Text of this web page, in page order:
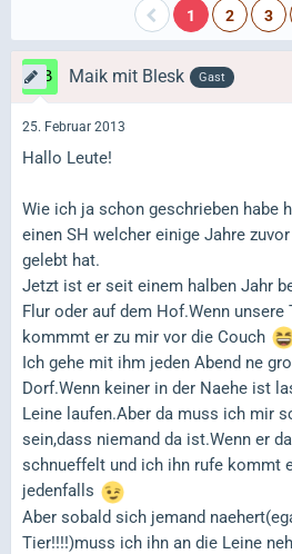
1 2 3
Maik mit Blesk Gast
25. Februar 2013
Hallo Leute!
Wie ich ja schon geschrieben habe
einen SH welcher einige Jahre
gelebt hat.
Jetzt ist er seit einem halben Jahr
Flur oder auf dem Hof.Wenn
kommmt er zu mir vor die Couch
Ich gehe mit ihm jeden Abend ne
Dorf.Wenn keiner in der Naehe ist
Leine laufen.Aber da muss ich mir
sein,dass niemand da ist.Wenn er
schnueffelt und ich ihn rufe kommt
jedenfalls
Aber sobald sich jemand
Tier!!!!)muss ich ihn an die Leine